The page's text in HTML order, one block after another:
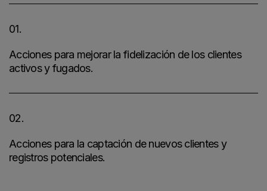
01.
Acciones para mejorar la fidelización de los clientes
activos y fugados.
02.
Acciones para la captación de nuevos clientes y
registros potenciales.